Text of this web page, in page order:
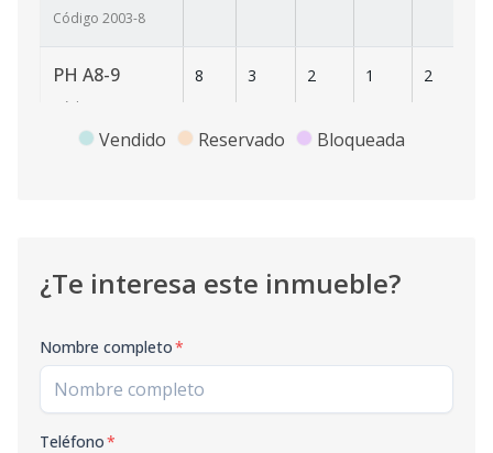
Código 2003-8
PH A8-9
Código
8 3 2 1 2
Vendido Reservado Bloqueada
¿Te interesa este inmueble?
Nombre completo*
Teléfono*